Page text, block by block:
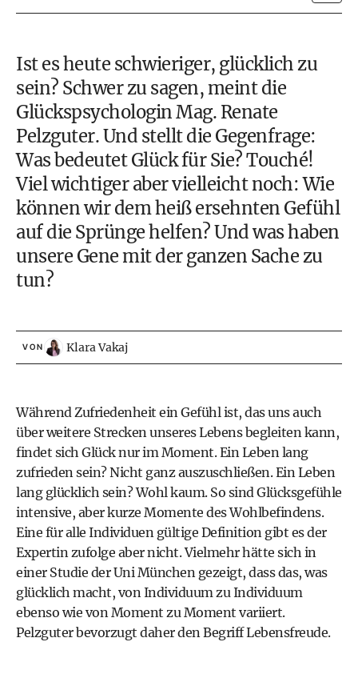
Ist es heute schwieriger, glücklich zu
sein? Schwer zu sagen, meint die
Glückspsychologin Mag. Renate
Pelzguter. Und stellt die Gegenfrage:
Was bedeutetGlückfür Sie? Touché!
Viel wichtiger aber vielleicht noch: Wie
können wir dem heiß ersehnten Gefühl
auf die Sprünge helfen? Und was haben
unsere Gene mit der ganzen Sache zu
tun?
VON Klara Vakaj
Während Zufriedenheit ein Gefühl ist, das uns auch
über weitere Strecken unseres Lebens begleiten kann,
findet sich Glück nur im Moment. Ein Leben lang
zufrieden sein? Nicht ganz auszuschließen. Ein Leben
lang glücklich sein? Wohl kaum. So sind Glücksgefühle
intensive, aber kurze Momente des Wohlbefindens.
Eine für alle Individuen gültige Definition gibt es der
Expertin zufolge aber nicht. Vielmehr hätte sich in
einer Studie der Uni München gezeigt, dass das, was
glücklich macht, von Individuum zu Individuum
ebenso wie von Moment zu Moment variiert.
Pelzguter bevorzugt daher den Begriff Lebensfreude.